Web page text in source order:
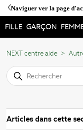
Naviguer ver la page
FILLE GARÇON
NEXT centre aide
Articles dans cette